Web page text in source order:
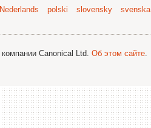
Nederlands polski slovensky svenska
компании Canonical Ltd. Об этом сайте.